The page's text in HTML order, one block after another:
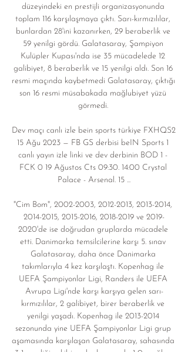
düzeyindeki en prestijli organizasyonunda
toplam 116 karşılaşmaya çıktı. Sarı-kırmızılılar,
bunlardan 28'ini kazanırken, 29 beraberlik ve
59 yenilgi gördü. Galatasaray, Şampiyon
Kulüpler Kupası'nda ise 35 mücadelede 12
galibiyet, 8 beraberlik ve 15 yenilgi aldı. Son 16
resmi maçında kaybetmedi Galatasaray, çıktığı
son 16 resmi müsabakada mağlubiyet yüzü
görmedi.
Dev maçı canlı izle bein sports türkiye FXHQS2
15 Ağu 2023 — FB GS derbisi beIN Sports 1
canlı yayın izle linki ve dev derbinin BOD 1 -
FCK 0 19 Ağustos Cts 09:30. 14:00 Crystal
Palace - Arsenal. 15 ...
"Cim Bom", 2002-2003, 2012-2013, 2013-2014,
2014-2015, 2015-2016, 2018-2019 ve 2019-
2020'de ise doğrudan gruplarda mücadele
etti. Danimarka temsilcilerine karşı 5. sınav
Galatasaray, daha önce Danimarka
takımlarıyla 4 kez karşılaştı. Kopenhag ile
UEFA Şampiyonlar Ligi, Randers ile UEFA
Avrupa Ligi'nde karşı karşıya gelen sarı-
kırmızılılar, 2 galibiyet, birer beraberlik ve
yenilgi yaşadı. Kopenhag ile 2013-2014
sezonunda yine UEFA Şampiyonlar Ligi grup
aşamasında karşılaşan Galatasaray, sahasında